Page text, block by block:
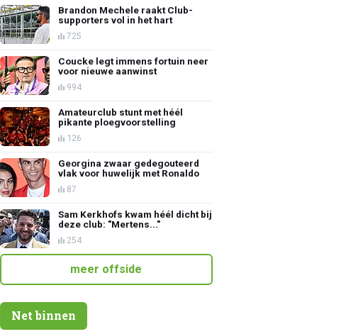
Brandon Mechele raakt Club-
supporters vol in het hart
725
Coucke legt immens fortuin neer
voor nieuwe aanwinst
994
Amateurclub stunt met héél
pikante ploegvoorstelling
126
Georgina zwaar gedegouteerd
vlak voor huwelijk met Ronaldo
87
Sam Kerkhofs kwam héél dicht bij
deze club: "Mertens..."
254
meer offside
Net binnen